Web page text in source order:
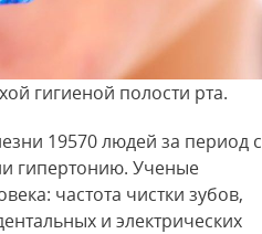
гигиеной полости рта.
19570 людей за период с
гипертонию. Ученые
частота чистки зубов,
и электрических